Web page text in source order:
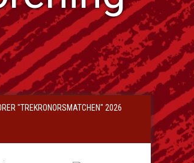
"TREKRONORSMATCHEN" 2026